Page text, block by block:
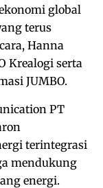
global
terus
Hanna
Krealogi serta
JUMBO.
PT
terintegrasi
mendukung
energi.